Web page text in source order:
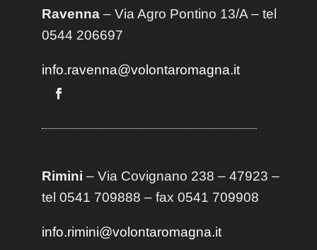
Ravenna– Via Agro Pontino 13/A– tel
0544 206697
info.ravenna@volontaromagna.it
Rimini – Via Covignano 238 – 47923 –
tel 0541 709888 – fax 0541 709908
info.rimini@volontaromagna.it